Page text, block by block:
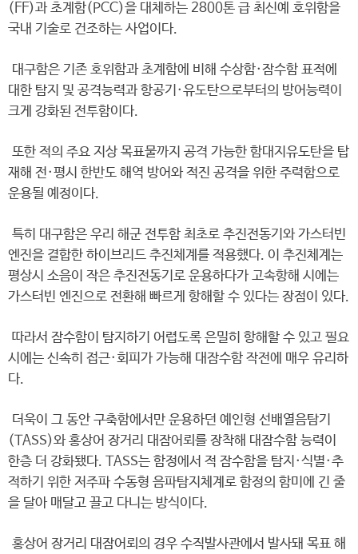
(FF)과 초계함(PCC)을 대체하는 2800톤 급 최신예 호위함을
국내 기술로 건조하는 사업이다.
대구함은 기존 호위함과 초계함에 비해 수상함·잠수함 표적에
대한 탐지 및 공격능력과 항공기·유도탄으로부터의 방어능력이
크게 강화된 전투함이다.
또한 적의 주요 지상 목표물까지 공격 가능한 함대지유도탄을 탑
재해 전·평시 한반도 해역 방어와 적진 공격을 위한 주력함으로
운용될 예정이다.
특히 대구함은 우리 해군 전투함 최초로 추진전동기와 가스터빈
엔진을 결합한 하이브리드 추진체계를 적용했다. 이 추진체계는
평상시 소음이 작은 추진전동기로 운용하다가 고속항해 시에는
가스터빈 엔진으로 전환해 빠르게 항해할 수 있다는 장점이 있다.
따라서 잠수함이 탐지하기 어렵도록 은밀히 항해할 수 있고 필요
시에는 신속히 접근·회피가 가능해 대잠수함 작전에 매우 유리하
다.
더욱이 그 동안 구축함에서만 운용하던 예인형 선배열음탐기
(TASS)와 홍상어 장거리 대잠어뢰를 장착해 대잠수함 능력이
한층 더 강화됐다. TASS는 함정에서 적 잠수함을 탐지·식별·추
적하기 위한 저주파 수동형 음파탐지체계로 함정의 함미에 긴 줄
을 달아 매달고 끌고 다니는 방식이다.
홍상어 장거리 대잠어뢰의 경우 수직발사관에서 발사돼 목표 해